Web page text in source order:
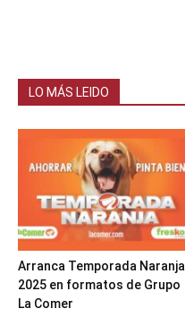
LO MÁS LEIDO
Arranca Temporada Naranja
2025 en formatos de Grupo
La Comer